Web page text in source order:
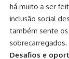
há muito a ser
inclusão social
também sente
sobrecarregados.
Desafios e
mercado não se
mas também à
observou que há
a essa falta de
curva longa de